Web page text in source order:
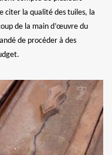
citer la qualité des tuiles, la
de la main d’œuvre du
de procéder à des